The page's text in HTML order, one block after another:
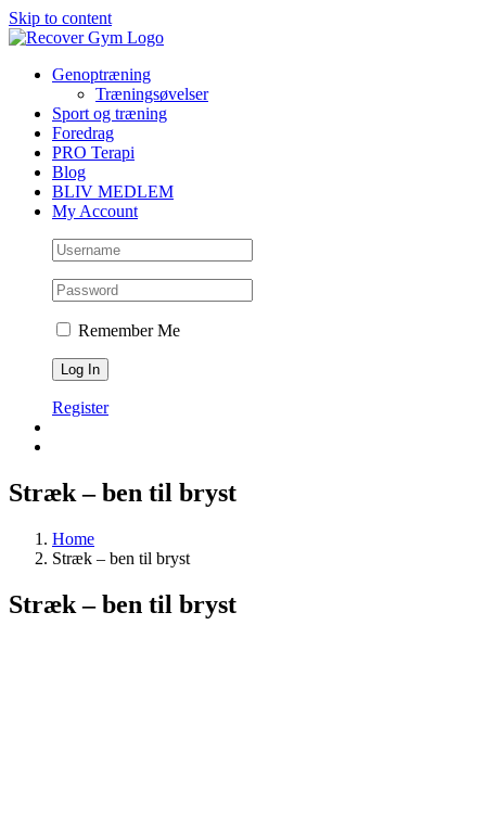
Skip to content
Genoptræning
Træningsøvelser
Sport og træning
Foredrag
PRO Terapi
Blog
BLIV MEDLEM
My Account
Remember Me
Register
Stræk – ben til bryst
Home
Stræk – ben til bryst
Stræk – ben til bryst